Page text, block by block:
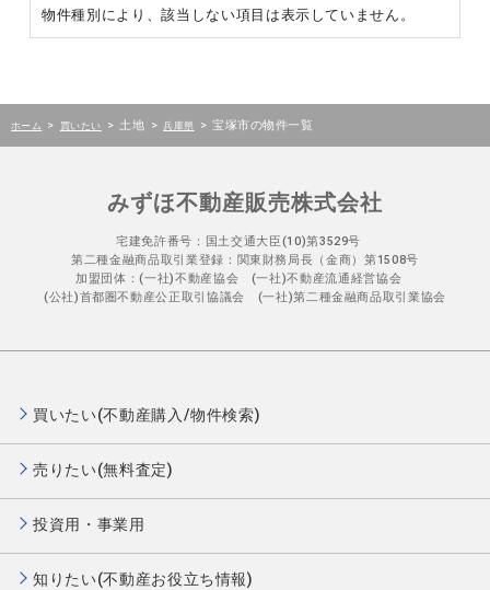
物件種別により、該当しない項目は表示していません。
ホーム > 買いたい > 土地 > 兵庫県 > 宝塚市の物件一覧
みずほ不動産販売株式会社
宅建免許番号：国土交通大臣(10)第3529号
第二種金融商品取引業登録：関東財務局長（金商）第1508号
加盟団体：(一社)不動産協会 (一社)不動産流通経営協会
(公社)首都圏不動産公正取引協議会 (一社)第二種金融商品取引業協会
買いたい(不動産購入/物件検索)
売りたい(無料査定)
投資用・事業用
知りたい(不動産お役立ち情報)